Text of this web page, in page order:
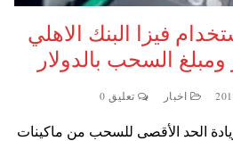
فيزا البنك الاهلي
السحب بالدولار
اخبار تعليق 0
الحد الأقصى للسحب من ماكينات